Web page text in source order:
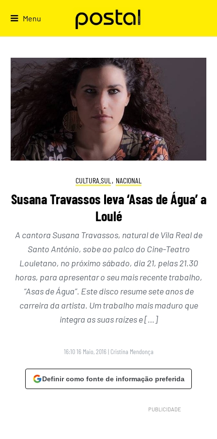
Menu
CULTURA.SUL , NACIONAL
Susana Travassos leva ‘Asas de Água’ a
Loulé
A cantora Susana Travassos, natural de Vila Real de
Santo António, sobe ao palco do Cine-Teatro
Louletano, no próximo sábado, dia 21, pelas 21.30
horas, para apresentar o seu mais recente trabalho,
“Asas de Água”. Este disco resume sete anos de
carreira da artista. Um trabalho mais maduro que
integra as suas raízes e […]
16:10 16 Maio, 2016 | Cristina Mendonça
Definir como fonte de informação preferida